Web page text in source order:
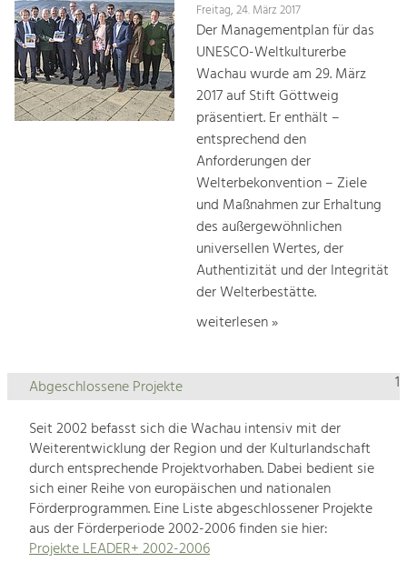
Freitag, 24. März 2017
Der Managementplan für das
UNESCO-Weltkulturerbe
Wachau wurde am 29. März
2017 auf Stift Göttweig
präsentiert. Er enthält –
entsprechend den
Anforderungen der
Welterbekonvention – Ziele
und Maßnahmen zur Erhaltung
des außergewöhnlichen
universellen Wertes, der
Authentizität und der Integrität
der Welterbestätte.
weiterlesen »
1
Abgeschlossene Projekte
Seit 2002 befasst sich die Wachau intensiv mit der
Weiterentwicklung der Region und der Kulturlandschaft
durch entsprechende Projektvorhaben. Dabei bedient sie
sich einer Reihe von europäischen und nationalen
Förderprogrammen. Eine Liste abgeschlossener Projekte
aus der Förderperiode 2002-2006 finden sie hier:
Projekte LEADER+ 2002-2006